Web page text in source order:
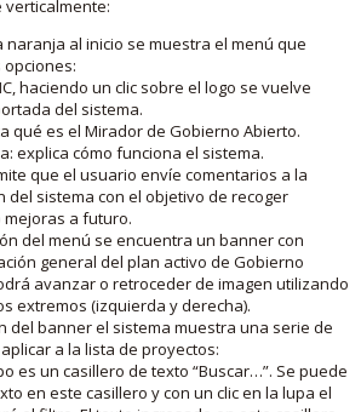
verticalmente:
al inicio se muestra el menú que
haciendo un clic sobre el logo se vuelve
del sistema.
qué es el Mirador de Gobierno Abierto.
explica cómo funciona el sistema.
que el usuario envíe comentarios a la
del sistema con el objetivo de recoger
mejoras a futuro.
del menú se encuentra un banner con
general del plan activo de Gobierno
avanzar o retroceder de imagen utilizando
extremos (izquierda y derecha).
del banner el sistema muestra una serie de
a la lista de proyectos:
es un casillero de texto “Buscar…”. Se puede
en este casillero y con un clic en la lupa el